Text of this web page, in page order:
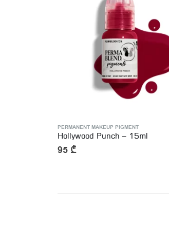
PERMANENT MAKEUP PIGMENT
BLUSHED – 15ml
95 ₾